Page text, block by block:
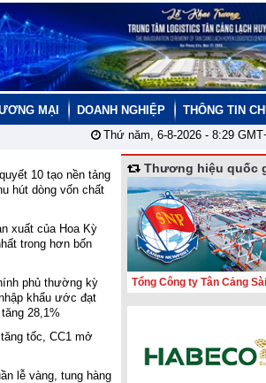
MẠI DOANH NGHIỆP THÔNG TIN
Thứ năm, 6-8-2026 - 8:29
10 tạo nền tảng
hút dòng vốn chất
xuất của Hoa Kỳ
trong hơn bốn
phủ thường kỳ
khẩu ước đạt
28,1%
tốc, CC1 mở
lễ vàng, tung hàng
Thương hiệu quốc
Tổng Công ty Tân Cảng